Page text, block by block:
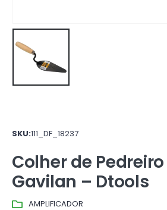
SKU:111_DF_18237
Colher de Pedreiro
Gavilan – Dtools
AMPLIFICADOR